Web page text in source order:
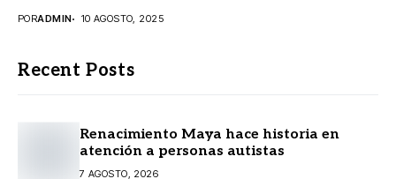
PORADMIN 10 AGOSTO, 2025
Recent Posts
Renacimiento Maya hace historia en
atención a personas autistas
7 AGOSTO, 2026